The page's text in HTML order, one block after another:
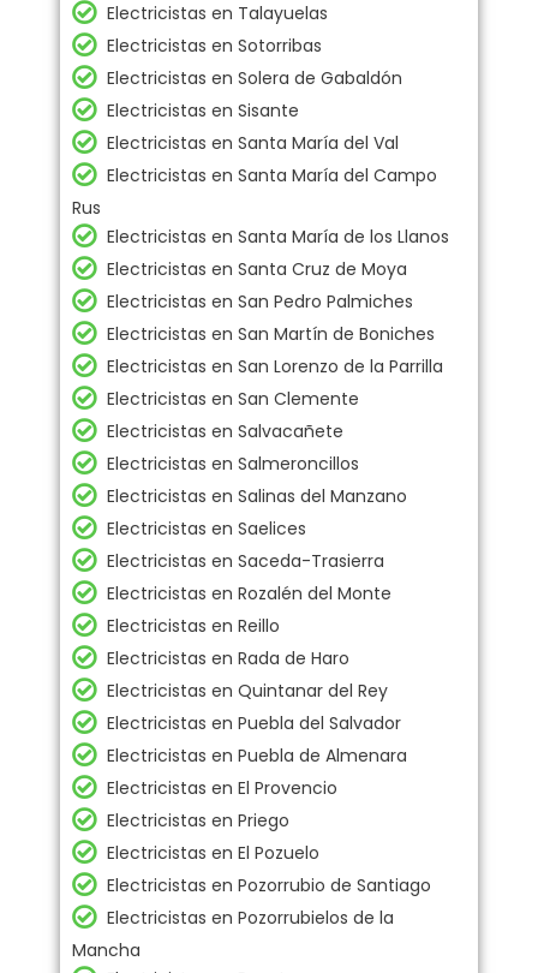
Electricistas en Talayuelas
Electricistas en Sotorribas
Electricistas en Solera de Gabaldón
Electricistas en Sisante
Electricistas en Santa María del Val
Electricistas en Santa María del Campo
Rus
Electricistas en Santa María de los Llanos
Electricistas en Santa Cruz de Moya
Electricistas en San Pedro Palmiches
Electricistas en San Martín de Boniches
Electricistas en San Lorenzo de la Parrilla
Electricistas en San Clemente
Electricistas en Salvacañete
Electricistas en Salmeroncillos
Electricistas en Salinas del Manzano
Electricistas en Saelices
Electricistas en Saceda-Trasierra
Electricistas en Rozalén del Monte
Electricistas en Reillo
Electricistas en Rada de Haro
Electricistas en Quintanar del Rey
Electricistas en Puebla del Salvador
Electricistas en Puebla de Almenara
Electricistas en El Provencio
Electricistas en Priego
Electricistas en El Pozuelo
Electricistas en Pozorrubio de Santiago
Electricistas en Pozorrubielos de la
Mancha